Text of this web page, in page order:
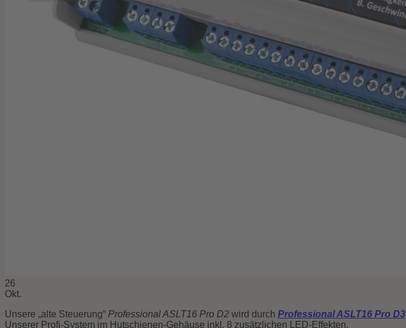
Es befinden sich keine Produkte im Warenkorb.
26
Okt.
Unsere „alte Steuerung“ Professional ASLT16 Pro D2 wird durch Professional ASLT16 Pro D3
Unserer Profi-System im Hutschienen-Gehäuse inkl. 8 zusätzlichen LED-Effekten.